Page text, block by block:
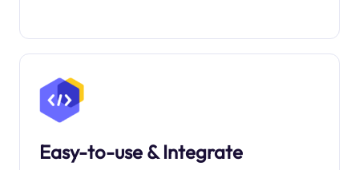
Easy-to-use & Integrate